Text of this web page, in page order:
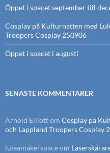
Öppet i spacet september till
Cosplay på Kulturnatten med
Troopers Cosplay 250906
Öppet i spacet i augusti
SENASTE KOMMENTARER
Arnold Elliottom Cosplay på
och Lappland Troopers Cosplay
luleamakerspaceom